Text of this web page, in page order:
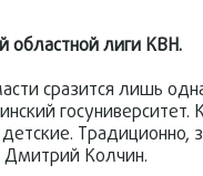
областной лиги КВН.
сразится лишь
Колчин.